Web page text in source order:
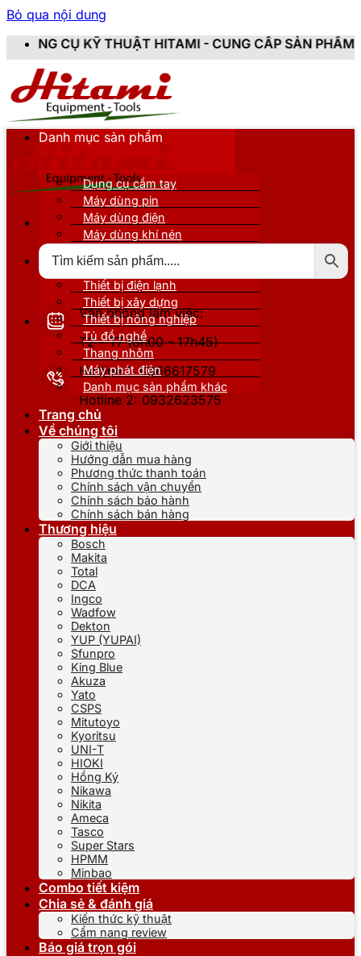
Bỏ qua nội dung
HITAMI - CUNG CẤP SẢN PHẨM CHÍNH HÃNG,
Văn phòng làm việc:
T2 - T7 (8h00 - 17h45)
Hotline 1: 0866617579
Hotline 2: 0932623575
Danh mục sản phẩm
Dụng cụ cầm tay
Máy dùng pin
Máy dùng điện
Máy dùng khí nén
Thiết bị nâng đỡ
Thiết bị điện lạnh
Thiết bị xây dựng
Thiết bị nông nghiệp
Tủ đồ nghề
Thang nhôm
Máy phát điện
Danh mục sản phẩm khác
Trang chủ
Về chúng tôi
Giới thiệu
Hướng dẫn mua hàng
Phương thức thanh toán
Chính sách vận chuyển
Chính sách bảo hành
Chính sách bán hàng
Thương hiệu
Bosch
Makita
Total
DCA
Ingco
Wadfow
Dekton
YUP (YUPAI)
Sfunpro
King Blue
Akuza
Yato
CSPS
Mitutoyo
Kyoritsu
UNI-T
HIOKI
Hồng Ký
Nikawa
Nikita
Ameca
Tasco
Super Stars
HPMM
Minbao
Combo tiết kiệm
Chia sẻ & đánh giá
Kiến thức kỹ thuật
Cẩm nang review
Báo giá trọn gói